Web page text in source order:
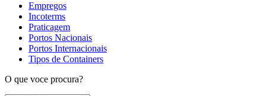
Empregos
Incoterms
Praticagem
Portos Nacionais
Portos Internacionais
Tipos de Containers
O que voce procura?